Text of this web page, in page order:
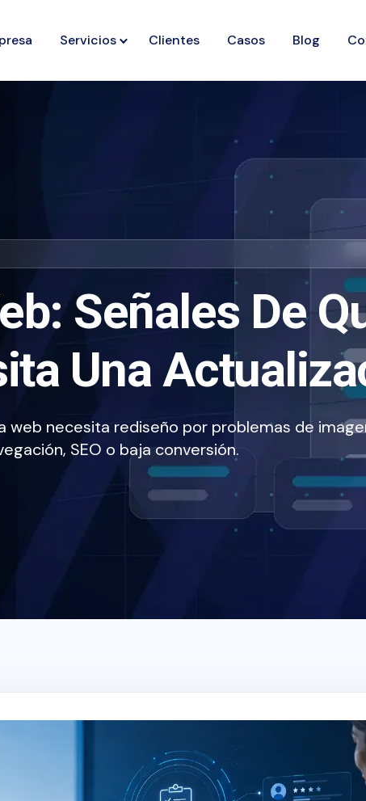
Servicios Clientes Casos Blog
Señales De
Una
web necesita rediseño por problemas de
SEO o baja conversión.